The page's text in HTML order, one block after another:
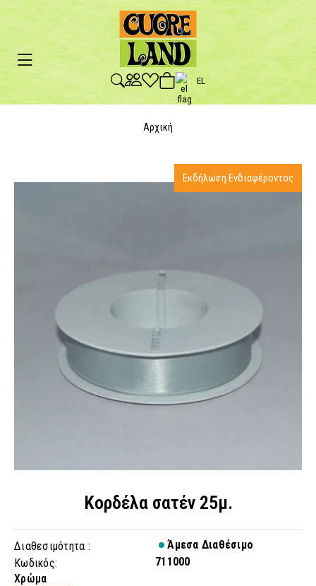
EL
Αρχική
Κορδέλα σατέν 25μ.
Διαθεσιμότητα :
Άμεσα Διαθέσιμο
Κωδικός:
711000
Χρώμα
Εκδήλωση Ενδιαφέροντος